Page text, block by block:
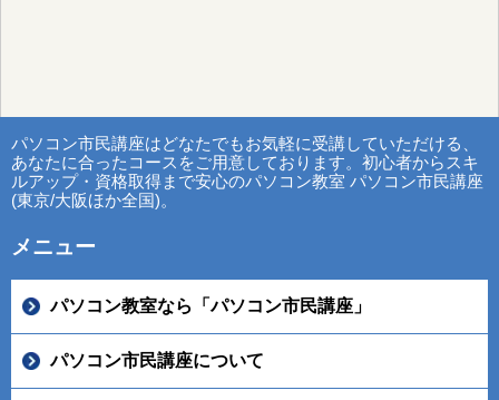
パソコン市民講座はどなたでもお気軽に受講していただける、
あなたに合ったコースをご用意しております。初心者からスキ
ルアップ・資格取得まで安心のパソコン教室 パソコン市民講座
(東京/大阪ほか全国)。
メニュー
パソコン教室なら「パソコン市民講座」
パソコン市民講座について